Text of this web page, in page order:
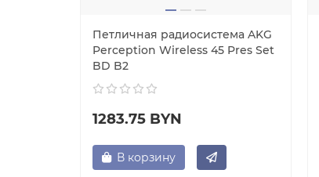
Петличная радиосистема AKG
Perception Wireless 45 Pres Set
BD B2
1283.75 BYN
В корзину